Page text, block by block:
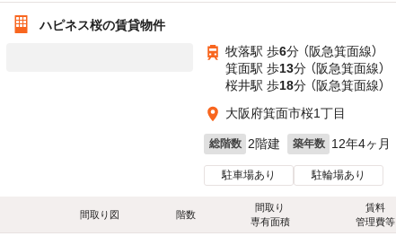
ハピネス桜の賃貸物件
牧落駅 歩6分 （阪急箕面線）
箕面駅 歩13分 （阪急箕面線）
桜井駅 歩18分 （阪急箕面線）
大阪府箕面市桜1丁目
総階数 2階建 築年数 12年4ヶ月
駐車場あり 駐輪場あり
間取り図 階数
間取り
専有面積
賃料
管理費等